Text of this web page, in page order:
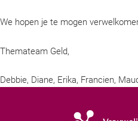
We hopen je te mogen
Themateam Geld,
Debbie, Diane, Erika, Francien,